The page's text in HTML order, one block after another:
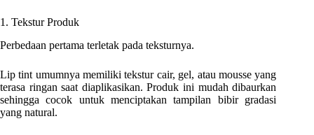
1. Tekstur Produk
Perbedaan pertama terletak pada teksturnya.
Lip tint umumnya memiliki tekstur cair, gel, atau mousse yang
terasa ringan saat diaplikasikan. Produk ini mudah dibaurkan
sehingga cocok untuk menciptakan tampilan bibir gradasi
yang natural.